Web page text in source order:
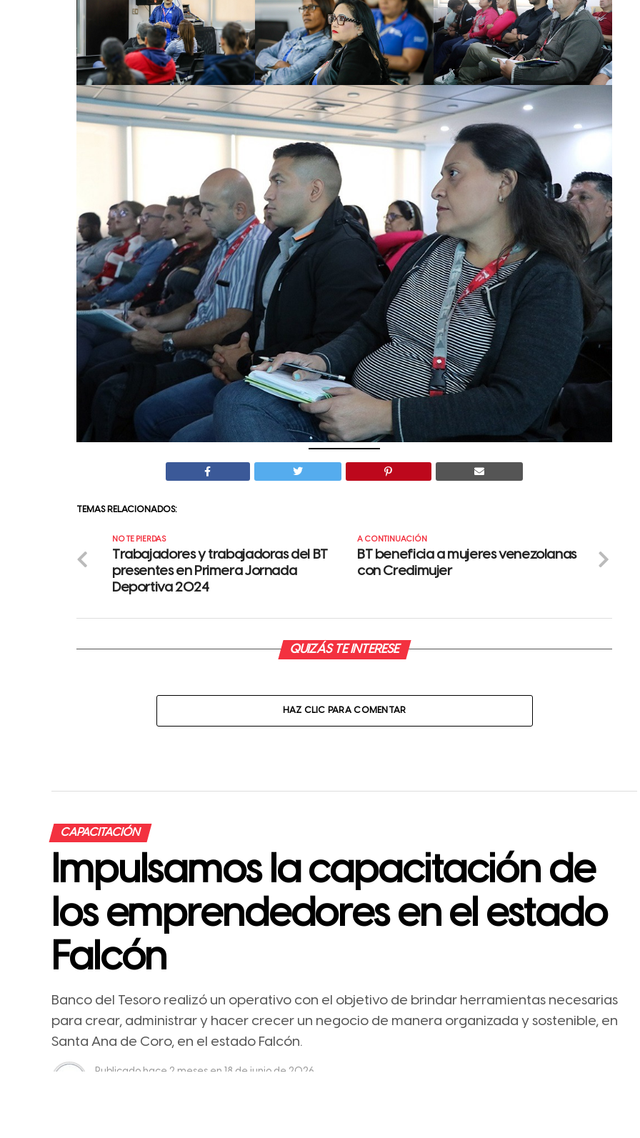
TEMAS RELACIONADOS:
A CONTINUACIÓN
BT beneficia a mujeres venezolanas
con Credimujer
NO TE PIERDAS
Trabajadores y trabajadoras del BT
presentes en Primera Jornada
Deportiva 2024
QUIZÁS TE INTERESE
HAZ CLIC PARA COMENTAR
CAPACITACIÓN
Impulsamos la capacitación de
los emprendedores en el estado
Falcón
Banco del Tesoro realizó un operativo con el objetivo de brindar herramientas necesarias
para crear, administrar y hacer crecer un negocio de manera organizada y sostenible, en
Santa Ana de Coro, en el estado Falcón.
Publicado hace 2 meses en 18 de junio de 2026